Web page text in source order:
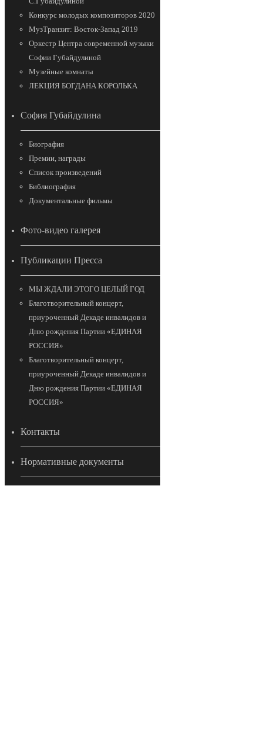
Конкурс молодых композиторов 2020
МузТранзит: Восток-Запад 2019
Оркестр Центра современной музыки
Софии Губайдулиной
Музейные комнаты
ЛЕКЦИЯ БОГДАНА КОРОЛЬКА
София Губайдулина
Биография
Премии, награды
Список произведений
Библиография
Документальные фильмы
Фото-видео галерея
Публикации Пресса
МЫ ЖДАЛИ ЭТОГО ЦЕЛЫЙ ГОД
Благотворительный концерт,
приуроченный Декаде инвалидов и
Дню рождения Партии «ЕДИНАЯ
РОССИЯ»
Благотворительный концерт,
приуроченный Декаде инвалидов и
Дню рождения Партии «ЕДИНАЯ
РОССИЯ»
Контакты
Нормативные документы